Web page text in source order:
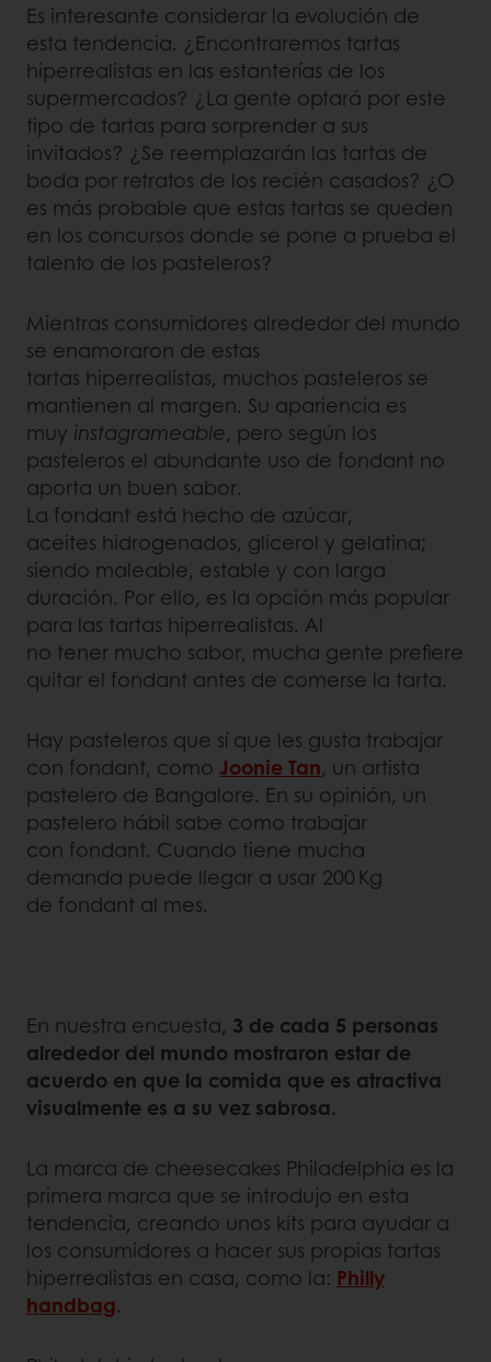
Es interesante considerar la evolución de
esta tendencia. ¿Encontraremos tartas
hiperrealistas en las estanterías de los
supermercados? ¿La gente optará por este
tipo de tartas para sorprender a sus
invitados? ¿Se reemplazarán las tartas de
boda por retratos de los recién casados? ¿O
es más probable que estas tartas se queden
en los concursos donde se pone a prueba el
talento de los pasteleros?
Mientras consumidores alrededor del mundo
se enamoraron de estas
tartas hiperrealistas, muchos pasteleros se
mantienen al margen. Su apariencia es
muy instagrameable, pero según los
pasteleros el abundante uso de fondant no
aporta un buen sabor.
La fondant está hecho de azúcar,
aceites hidrogenados, glicerol y gelatina;
siendo maleable, estable y con larga
duración. Por ello, es la opción más popular
para las tartas hiperrealistas. Al
no tener mucho sabor, mucha gente prefiere
quitar el fondant antes de comerse la tarta.
Hay pasteleros que sí que les gusta trabajar
con fondant, como Joonie Tan, un artista
pastelero de Bangalore. En su opinión, un
pastelero hábil sabe como trabajar
con fondant. Cuando tiene mucha
demanda puede llegar a usar 200 Kg
de fondant al mes.
En nuestra encuesta, 3 de cada 5 personas
alrededor del mundo mostraron estar de
acuerdo en que la comida que es atractiva
visualmente es a su vez sabrosa.
La marca de cheesecakes Philadelphia es la
primera marca que se introdujo en esta
tendencia, creando unos kits para ayudar a
los consumidores a hacer sus propias tartas
hiperrealistas en casa, como la: Philly
handbag.